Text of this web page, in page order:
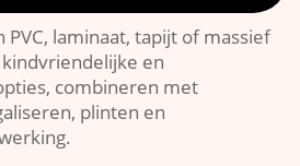
PVC, laminaat, tapijt of massief
en
combineren met
plinten en